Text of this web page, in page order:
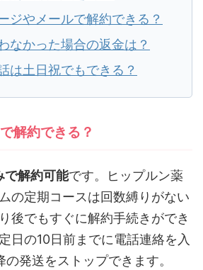
ジやメールで解約できる？
なかった場合の返金は？
は土日祝でもできる？
解約できる？
で解約可能です。ヒップルン薬
の定期コースは回数縛りがない
後でもすぐに解約手続きができ
日の10日前までに電話連絡を入
発送をストップできます。